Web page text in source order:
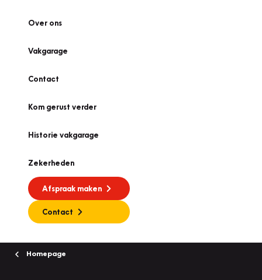
Over ons
Vakgarage
Contact
Kom gerust verder
Historie vakgarage
Zekerheden
Afspraak maken
Contact
Homepage